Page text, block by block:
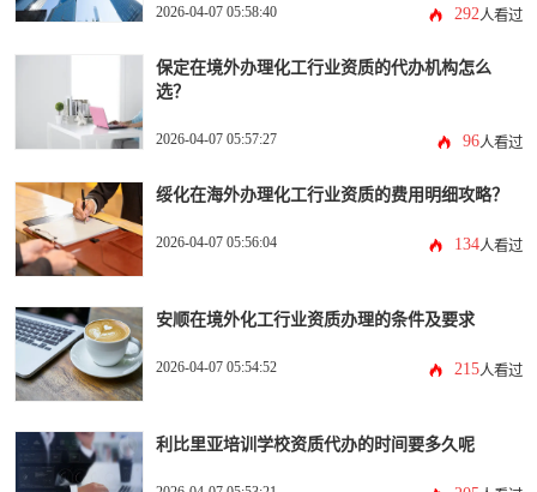
2026-04-07 05:58:40 292人看过
保定在境外办理化工行业资质的代办机构怎么
选？
2026-04-07 05:57:27 96人看过
绥化在海外办理化工行业资质的费用明细攻略？
2026-04-07 05:56:04 134人看过
安顺在境外化工行业资质办理的条件及要求
2026-04-07 05:54:52 215人看过
利比里亚培训学校资质代办的时间要多久呢